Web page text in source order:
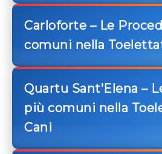
Carloforte – Le
comuni nella
Quartu Sant’Elena –
più comuni nella
Cani